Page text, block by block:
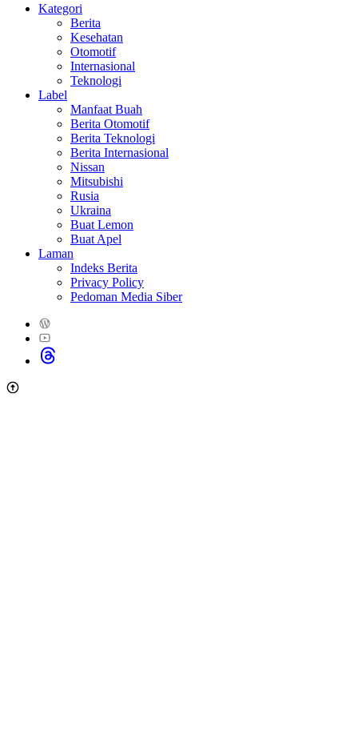
Kategori
Berita
Kesehatan
Otomotif
Internasional
Teknologi
Label
Manfaat Buah
Berita Otomotif
Berita Teknologi
Berita Internasional
Nissan
Mitsubishi
Rusia
Ukraina
Buat Lemon
Buat Apel
Laman
Indeks Berita
Privacy Policy
Pedoman Media Siber